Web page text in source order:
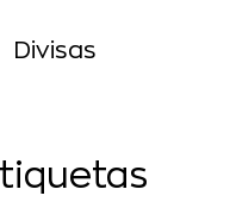
Divisas